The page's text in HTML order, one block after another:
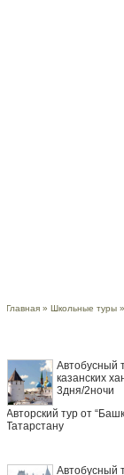
Главная »Школьные туры
Автобусный
казанских
3дня/2ночи
Авторский тур от
Татарстану
Автобусный